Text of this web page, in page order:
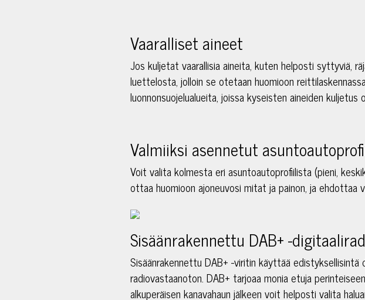
Vaaralliset aineet
Jos kuljetat vaarallisia aineita, kuten helposti syttyviä,
luettelosta, jolloin se otetaan huomioon
luonnonsuojelualueita, joissa kyseisten aineiden kuljetus
Valmiiksi asennetut
Voit valita kolmesta eri asuntoautoprofiilista (pieni,
ottaa huomioon ajoneuvosi mitat ja painon, ja ehdottaa
Sisäänrakennettu DAB+ -
Sisäänrakennettu DAB+ -viritin käyttää
radiovastaanoton. DAB+ tarjoaa monia etuja
alkuperäisen kanavahaun jälkeen voit helposti valita